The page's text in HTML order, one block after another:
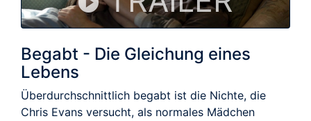
Begabt - Die Gleichung eines
Lebens
Überdurchschnittlich begabt ist die Nichte, die
Chris Evans versucht, als normales Mädchen